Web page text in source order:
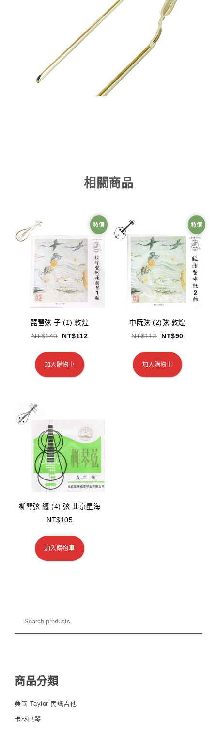
相關商品
特價
琵琶弦 子 (1) 敦煌
NT$140 NT$112
加入購物車
特價
中阮弦 (2)弦 敦煌
NT$112 NT$90
加入購物車
柳琴弦 纏 (4) 弦 北京星海
NT$105
加入購物車
商品分類
美國 Taylor 民謠吉他
卡林巴琴